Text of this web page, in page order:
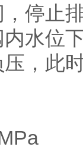
，停止
水位
，此